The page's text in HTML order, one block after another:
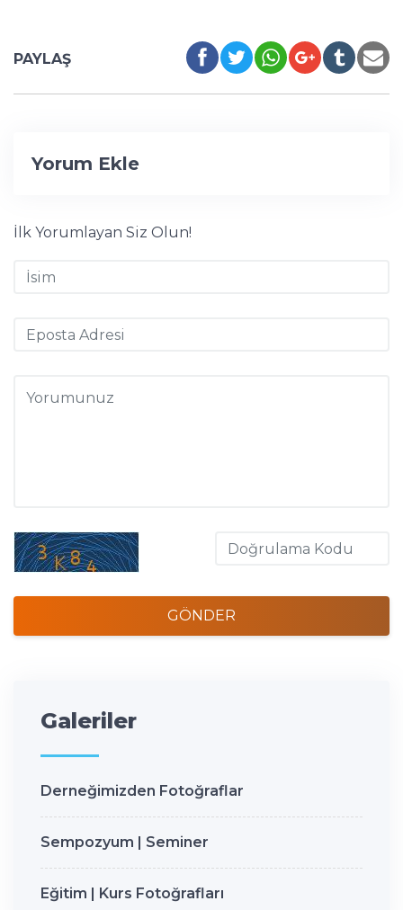
PAYLAŞ
Yorum Ekle
İlk Yorumlayan Siz Olun!
GÖNDER
Galeriler
Derneğimizden Fotoğraflar
Sempozyum | Seminer
Eğitim | Kurs Fotoğrafları